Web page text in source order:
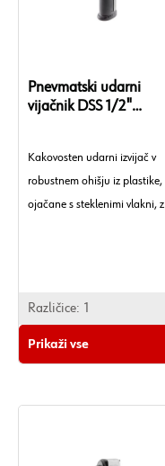
Pnevmatski udarni
vijačnik DSS 1/2"
Kakovosten udarni izvijač v
robustnem ohišju iz plastike,
ojačane s steklenimi vlakni, z
Različice: 1
Prikaži vse